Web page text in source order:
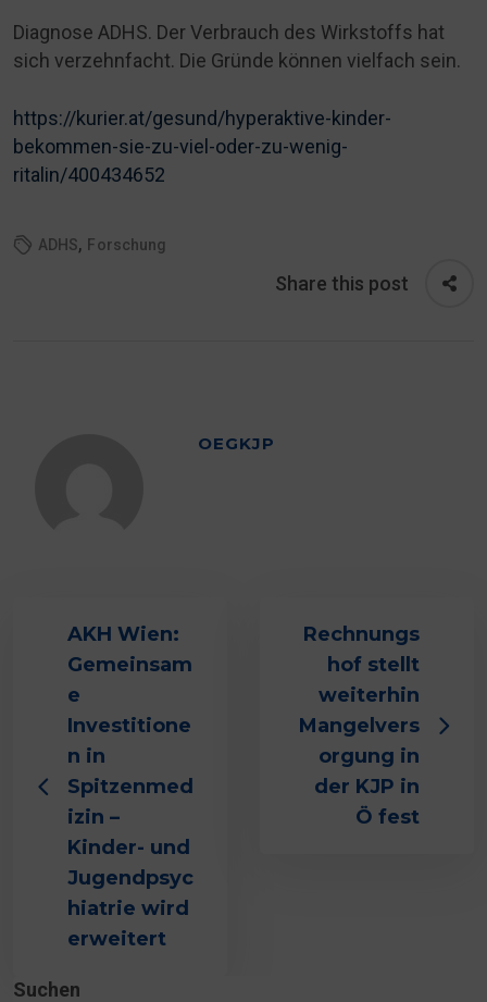
Diagnose ADHS. Der Verbrauch des Wirkstoffs hat
sich verzehnfacht. Die Gründe können vielfach sein.
https://kurier.at/gesund/hyperaktive-kinder-
bekommen-sie-zu-viel-oder-zu-wenig-
ritalin/400434652
ADHS, Forschung
Share this post
OEGKJP
AKH Wien:
Gemeinsam
e
Investitione
n in
Spitzenmed
izin –
Kinder- und
Jugendpsyc
hiatrie wird
erweitert
Rechnungs
hof stellt
weiterhin
Mangelvers
orgung in
der KJP in
Ö fest
Suchen